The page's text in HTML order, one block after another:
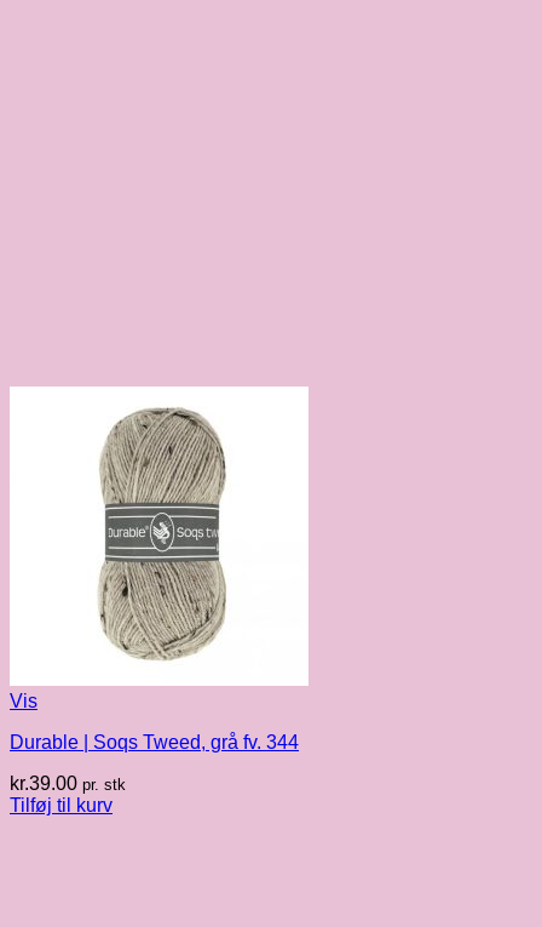
Vis
Durable | Soqs Tweed, grå fv. 344
kr.39.00 pr. stk
Tilføj til kurv